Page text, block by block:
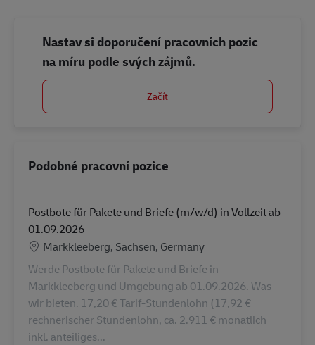
Nastav si doporučení pracovních pozic
na míru podle svých zájmů.
Začít
Podobné pracovní pozice
Postbote für Pakete und Briefe (m/w/d) in Vollzeit ab
01.09.2026
Location
Markkleeberg, Sachsen, Germany
Werde Postbote für Pakete und Briefe in
Markkleeberg und Umgebung ab 01.09.2026. Was
wir bieten. 17,20 € Tarif-Stundenlohn (17,92 €
rechnerischer Stundenlohn, ca. 2.911 € monatlich
inkl. anteiliges...